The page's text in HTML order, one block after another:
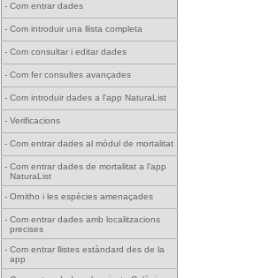
- Com entrar dades
- Com introduir una llista completa
- Com consultar i editar dades
- Com fer consultes avançades
- Com introduir dades a l'app NaturaList
- Verificacions
- Com entrar dades al mòdul de mortalitat
- Com entrar dades de mortalitat a l'app
NaturaList
- Ornitho i les espècies amenaçades
- Com entrar dades amb localitzacions
precises
- Com entrar llistes estàndard des de la
app